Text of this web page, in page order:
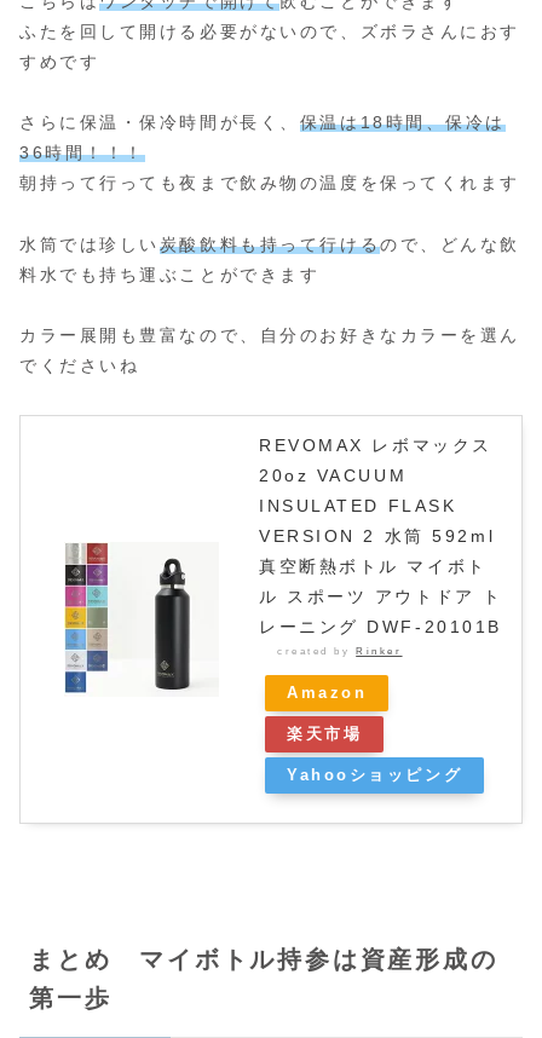
ふたを回して開ける必要がないので、ズボラさんにおす
すめです
さらに保温・保冷時間が長く、 保温は18時間、保冷は
36時間！！！
朝持って行っても夜まで飲み物の温度を保ってくれます
水筒では珍しい 炭酸飲料も持って行けるので、どんな飲
料水でも持ち運ぶことができます
カラー展開も豊富なので、自分のお好きなカラーを選ん
でくださいね
REVOMAX レボマックス
20oz VACUUM
INSULATED FLASK
VERSION 2 水筒 592ml
真空断熱ボトル マイボト
ル スポーツ アウトドア ト
レーニング DWF-20101B
created byRinker
Amazon
楽天市場
Yahooショッピング
まとめ マイボトル持参は資産形成の
第一歩